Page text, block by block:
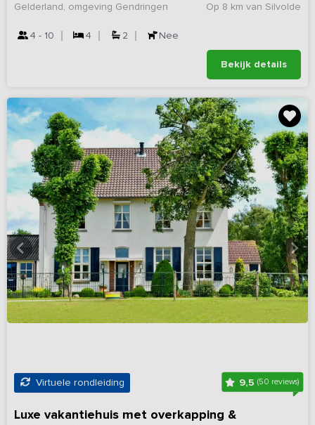
Op 8 km van Silvolde
Gelderland, omgeving Gendringen
4 - 10 4 2 Nee
Bekijk details
Virtuele rondleiding 9,5 (50 reviews)
Luxe vakantiehuis met overkapping &